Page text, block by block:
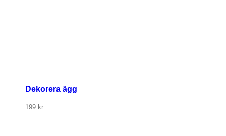
Dekorera ägg
199 kr